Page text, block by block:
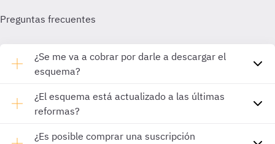
Preguntas frecuentes
¿Se me va a cobrar por darle a descargar el
esquema?
¿El esquema está actualizado a las últimas
reformas?
¿Es posible comprar una suscripción